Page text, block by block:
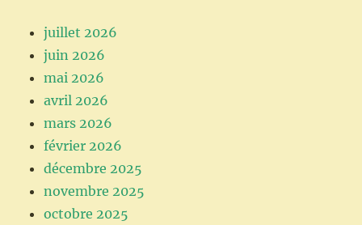
juillet 2026
juin 2026
mai 2026
avril 2026
mars 2026
février 2026
décembre 2025
novembre 2025
octobre 2025